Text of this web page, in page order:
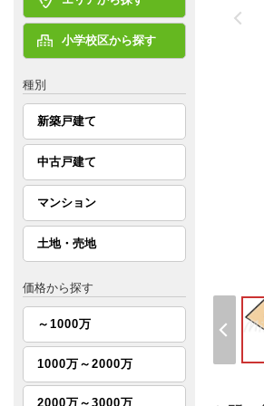
小学校区から探す
種別
新築戸建て
中古戸建て
マンション
土地・売地
価格から探す
～1000万
1000万～2000万
2000万～3000万